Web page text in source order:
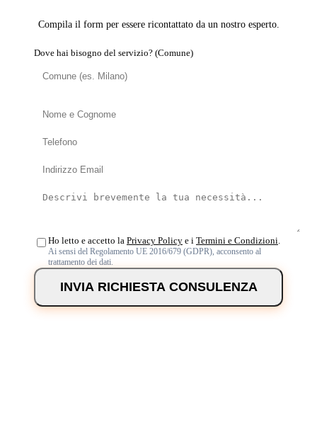
Compila il form per essere ricontattato da un nostro esperto.
Dove hai bisogno del servizio? (Comune)
Ho letto e accetto la Privacy Policy e i Termini e Condizioni
Ai sensi del Regolamento UE 2016/679 (GDPR), acconsento al
trattamento dei dati.
INVIA RICHIESTA CONSULENZA